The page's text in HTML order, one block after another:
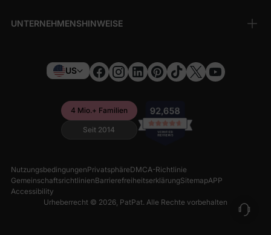
UNTERNEHMENSHINWEISE
US
4 Mio.+ Familien
Seit 2014
NutzungsbedingungenPrivatsphäreDMCA-Richtlinie
GemeinschaftsrichtlinienBarrierefreiheitserklärungSitemapAPP
Accessibility
Urheberrecht © 2026, PatPat. Alle Rechte vorbehalten